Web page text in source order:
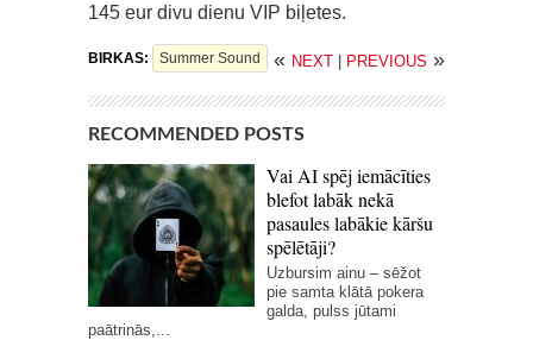
145 eur divu dienu VIP biļetes.
BIRKAS: Summer Sound « NEXT PREVIOUS »
RECOMMENDED POSTS
Vai AI spēj iemācīties
blefot labāk nekā
pasaules labākie kāršu
spēlētāji?
Uzbursim ainu – sēžot
pie samta klātā pokera
galda, pulss jūtami
paātrinās,...